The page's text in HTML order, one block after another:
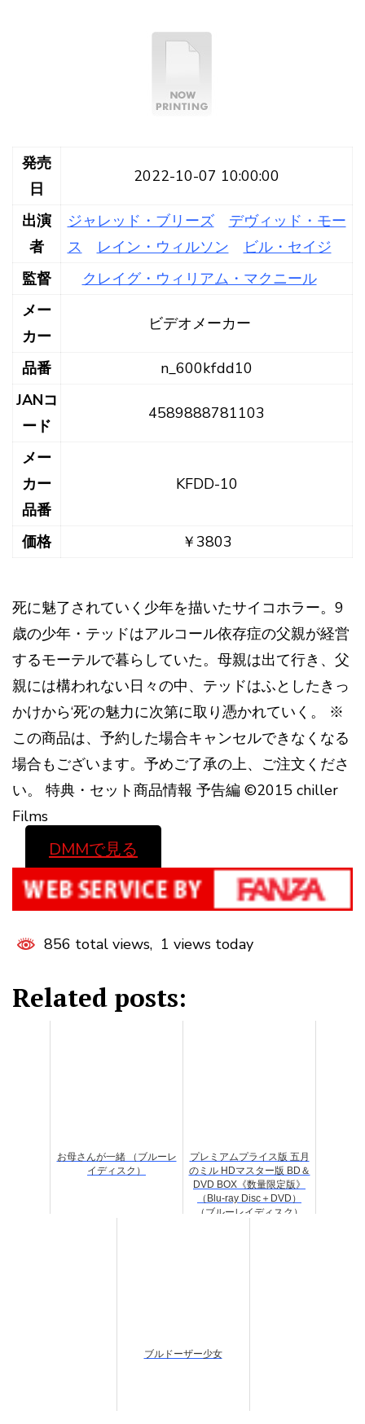
発売
日
2022-10-07 10:00:00
出演
者
ジャレッド・ブリーズ
デヴィッド・モー
ス
レイン・ウィルソン
ビル・セイジ
監督
クレイグ・ウィリアム・マクニール
メー
カー
ビデオメーカー
品番
n_600kfdd10
JANコ
ード
4589888781103
メー
カー
品番
KFDD-10
価格 ￥3803
死に魅了されていく少年を描いたサイコホラー。9
歳の少年・テッドはアルコール依存症の父親が経営
するモーテルで暮らしていた。母親は出て行き、父
親には構われない日々の中、テッドはふとしたきっ
かけから‘死’の魅力に次第に取り憑かれていく。 ※
この商品は、予約した場合キャンセルできなくなる
場合もございます。予めご了承の上、ご注文くださ
い。 特典・セット商品情報 予告編 ©2015 chiller
Films
DMMで見る
856 total views, 1 views today
Related posts:
お母さんが一緒 （ブルーレ
イディスク）
プレミアムプライス版 五月
のミル HDマスター版 BD＆
DVD BOX《数量限定版》
（Blu-ray Disc＋DVD）
（ブルーレイディスク）
ブルドーザー少女